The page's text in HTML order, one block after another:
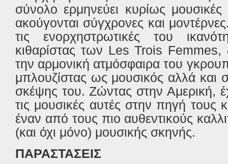
σύνολο ερμηνεύει κυρίως
ακούγονται σύγχρονες και
τις ενορχηστρωτικές του
κιθαρίστας των Les Trois Femmes,
την αρμονική ατμόσφαιρα του
μπλουζίστας ως μουσικός αλλά και
σκέψης του. Ζώντας στην Αμερική,
τις μουσικές αυτές στην πηγή τους
έναν από τους πιο αυθεντικούς
(και όχι μόνο) μουσικής σκηνής.
ΠΑΡΑΣΤΑΣΕΙΣ